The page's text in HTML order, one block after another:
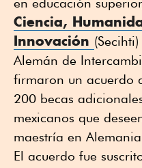
Ciencia,
Innovación
Alemán de
firmaron un acuerdo
200 becas
mexicanos que
maestría en
El acuerdo fue